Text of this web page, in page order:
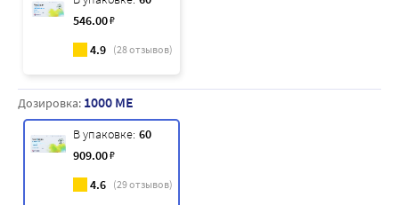
546.00₽
4.9 (28отзывов)
Дозировка: 1000 МЕ
В упаковке: 60
909.00₽
4.6 (29отзывов)